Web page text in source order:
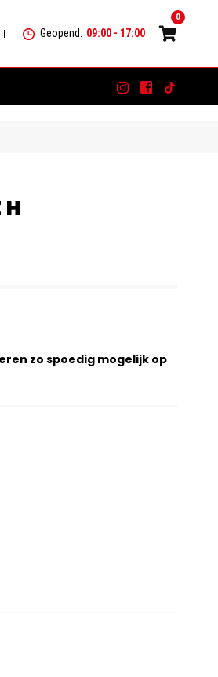
Geopend: 09:00 - 17:00
0
zo spoedig mogelijk op